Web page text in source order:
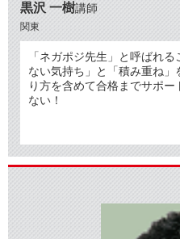
黒沢 一樹講師
関東
「ネガポジ先生」と呼ばれ
ない気持ち」と「積み重ね
り方を含めて合格までサポ
ない！